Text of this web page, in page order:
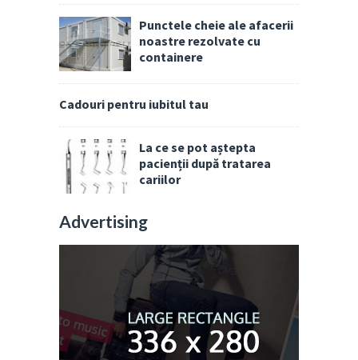
Punctele cheie ale afacerii
noastre rezolvate cu
containere
Cadouri pentru iubitul tau
La ce se pot aștepta
pacienții după tratarea
cariilor
Advertising